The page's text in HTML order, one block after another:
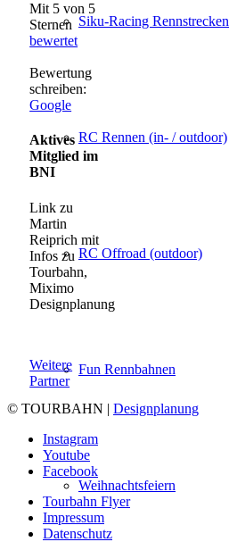
Siku-Racing Rennstrecken
RC Rennen (in- / outdoor)
RC Offroad (outdoor)
Fun Rennbahnen
Weihnachtsfeiern
Mit 5 von 5
Sternen
bewertet
Bewertung
schreiben:
Google
Aktives
Mitglied im
BNI
Link zu
Martin
Reiprich mit
Infos zu
Tourbahn,
Miximo
Designplanung
Weitere
Partner
© TOURBAHN | Designplanung
Instagram
Youtube
Facebook
Tourbahn Flyer
Impressum
Datenschutz